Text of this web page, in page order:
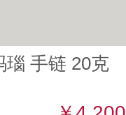
瑙 手链 20克